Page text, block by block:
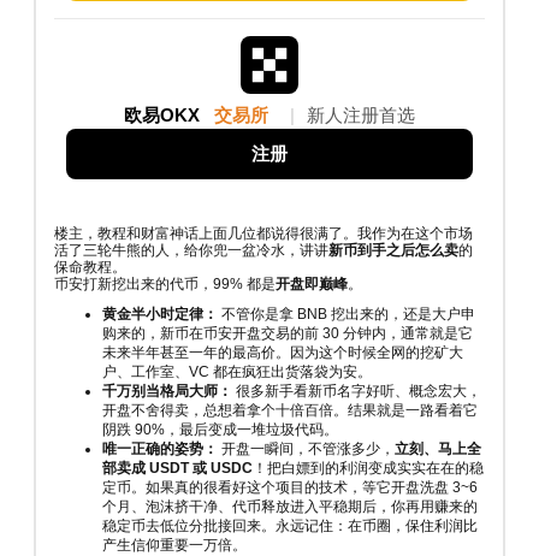
欧易OKX 交易所 新人注册首选
注册
楼主，教程和财富神话上面几位都说得很满了。我作为在这个市场
活了三轮牛熊的人，给你兜一盆冷水，讲讲新币到手之后怎么卖的
保命教程。
币安打新挖出来的代币，99% 都是开盘即巅峰。
黄金半小时定律： 不管你是拿 BNB 挖出来的，还是大户申
购来的，新币在币安开盘交易的前 30 分钟内，通常就是它
未来半年甚至一年的最高价。因为这个时候全网的挖矿大
户、工作室、VC 都在疯狂出货落袋为安。
千万别当格局大师： 很多新手看新币名字好听、概念宏大，
开盘不舍得卖，总想着拿个十倍百倍。结果就是一路看着它
阴跌 90%，最后变成一堆垃圾代码。
唯一正确的姿势： 开盘一瞬间，不管涨多少， 立刻、马上全
部卖成 USDT 或 USDC ！把白嫖到的利润变成实实在在的稳
定币。如果真的很看好这个项目的技术，等它开盘洗盘 3~6
个月、泡沫挤干净、代币释放进入平稳期后，你再用赚来的
稳定币去低位分批接回来。永远记住：在币圈，保住利润比
产生信仰重要一万倍。